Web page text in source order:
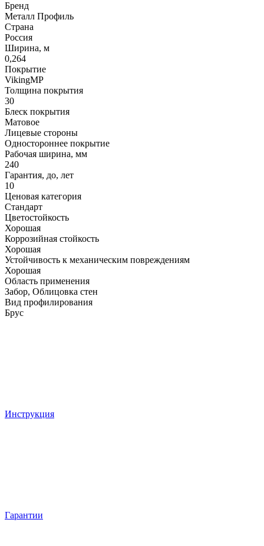
Бренд
Металл Профиль
Страна
Россия
Ширина, м
0,264
Покрытие
VikingMP
Толщина покрытия
30
Блеск покрытия
Матовое
Лицевые стороны
Одностороннее покрытие
Рабочая ширина, мм
240
Гарантия, до, лет
10
Ценовая категория
Стандарт
Цветостойкость
Хорошая
Коррозийная стойкость
Хорошая
Устойчивость к механическим повреждениям
Хорошая
Область применения
Забор, Облицовка стен
Вид профилирования
Брус
Инструкция
Гарантии